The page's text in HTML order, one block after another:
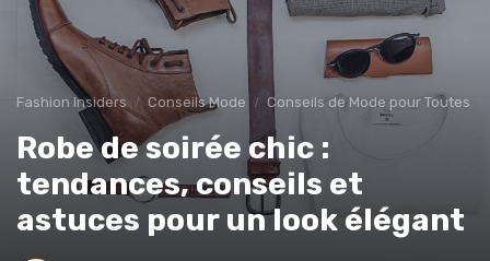
Fashion Insiders Conseils Mode Conseils de Mode pour Toutes
Robe de soirée chic :
tendances, conseils et
astuces pour un look élégant